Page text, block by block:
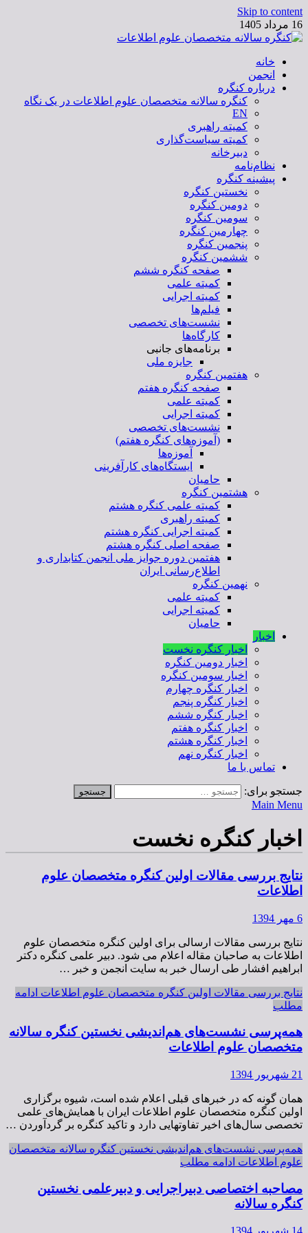
Skip to content
16 مرداد 1405
کنگره سالانه متخصصان علوم اطلاعات
خانه
انجمن
درباره کنگره
کنگره سالانه متخصصان علوم اطلاعات در یک نگاه
EN
کمیته راهبری
کمیته سیاست‌گذاری
دبیرخانه
نظام‌نامه
پیشینه کنگره
نخستین کنگره
دومین کنگره
سومین کنگره
چهارمین کنگره
پنجمین کنگره
ششمین کنگره
صفحه کنگره ششم
کمیته علمی
کمیته اجرایی
فیلم‌ها
نشست‌های تخصصی
کارگاه‌ها
برنامه‌های جانبی
جایزه ملی
هفتمین کنگره
صفحه کنگره هفتم
کمیته علمی
کمیته اجرایی
نشست‌های تخصصی
(آموزه‌های کنگره هفتم)
آموزه‌ها
ایستگاه‌های کارآفرینی
حامیان
هشتمین کنگره
کمیته علمی کنگره هشتم
کمیته راهبری
کمیته اجرایی کنگره هشتم
صفحه اصلی کنگره هشتم
هفتمین دوره جوایز ملی انجمن کتابداری و
اطلاع‌رسانی ایران
نهمین کنگره
کمیته علمی
کمیته اجرایی
حامیان
اخبار
اخبار کنگره نخست
اخبار دومین کنگره
اخبار سومین کنگره
اخبار کنگره چهارم
اخبار کنگره پنجم
اخبار کنگره ششم
اخبار کنگره هفتم
اخبار کنگره هشتم
اخبار کنگره نهم
تماس با ما
جستجو برای:
Main Menu
اخبار کنگره نخست
نتایج بررسی مقالات اولین کنگره متخصصان علوم
اطلاعات
6 مهر 1394
نتایج بررسی مقالات ارسالی برای اولین کنگره متخصصان علوم
اطلاعات به صاحبان مقاله اعلام می شود. دبیر علمی کنگره دکتر
ابراهیم افشار طی ارسال خبر به سایت انجمن و خبر …
نتایج بررسی مقالات اولین کنگره متخصصان علوم اطلاعات ادامه
مطلب
همه‌پرسی نشست‌های هم‌اندیشی نخستین کنگره سالانه
متخصصان علوم اطلاعات
21 شهریور 1394
همان گونه که در خبرهای قبلی اعلام شده است، شیوه برگزاری
اولین کنگره متخصصان علوم اطلاعات ایران با همایش‌های علمی
تخصصی سال‌های اخیر تفاوتهایی دارد و تاکید کنگره بر گردآوردن …
همه‌پرسی نشست‌های هم‌اندیشی نخستین کنگره سالانه متخصصان
علوم اطلاعات ادامه مطلب
مصاحبه اختصاصی دبیراجرایی و دبیرعلمی نخستین
کنگره سالانه